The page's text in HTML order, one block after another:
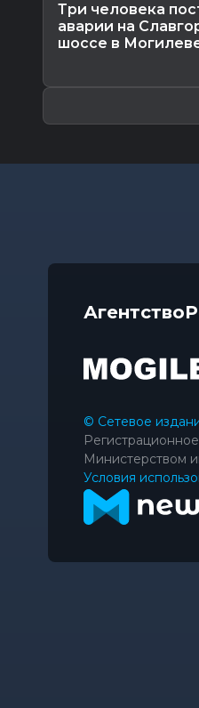
Три человека
аварии на
шоссе в
Агентство
© Сетевое
Министерством
Условия